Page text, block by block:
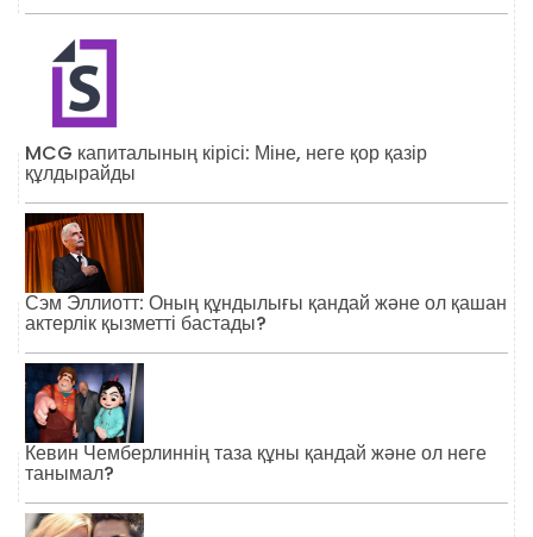
MCG капиталының кірісі: Міне, неге қор қазір
құлдырайды
Сэм Эллиотт: Оның құндылығы қандай және ол қашан
актерлік қызметті бастады?
Кевин Чемберлиннің таза құны қандай және ол неге
танымал?